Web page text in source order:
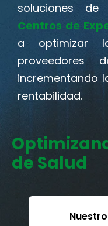
soluciones
Centros de
a optimizar
proveedores
incrementando
rentabilidad.
de Salud